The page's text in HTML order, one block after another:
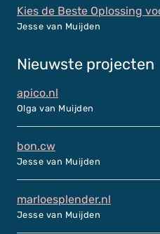
Kies de Beste Oplossing
Jesse van Muijden
Nieuwste projecten
apico.nl
Olga van Muijden
bon.cw
Jesse van Muijden
marloesplender.nl
Jesse van Muijden